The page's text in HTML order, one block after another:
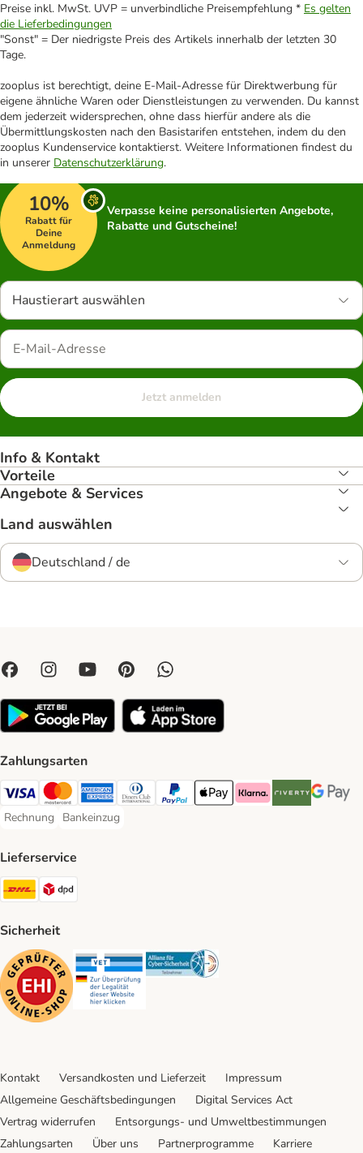
Preise inkl. MwSt. UVP = unverbindliche Preisempfehlung * Es gelten
die Lieferbedingungen
"Sonst" = Der niedrigste Preis des Artikels innerhalb der letzten 30
Tage.
zooplus ist berechtigt, deine E-Mail-Adresse für Direktwerbung für
eigene ähnliche Waren oder Dienstleistungen zu verwenden. Du kannst
dem jederzeit widersprechen, ohne dass hierfür andere als die
Übermittlungskosten nach den Basistarifen entstehen, indem du den
zooplus Kundenservice kontaktierst. Weitere Informationen findest du
in unserer Datenschutzerklärung.
10%
Rabatt für
Deine
Anmeldung
Verpasse keine personalisierten Angebote,
Rabatte und Gutscheine!
Haustierart auswählen
Jetzt anmelden
Info & Kontakt
Vorteile
Angebote & Services
Land auswählen
Deutschland / de
Zahlungsarten
Visa Payment Method
Mastercard Payment Method
American Express Payment Method
Diners Club Payment Method
PayPal Payment Method
Apple Pay Payment Method
Klarna Payment Method
Riverty Payment
Google
Rechnung
Rechnung Payment Method
Bankeinzug
Bankeinzug Payment Method
Lieferservice
DHL Shipping Method
Sicherheit
Security Security Security
Kontakt Versandkosten und Lieferzeit
Impressum
Allgemeine Geschäftsbedingungen
Digital Services Act
Vertrag widerrufen
Entsorgungs- und Umweltbestimmungen
Zahlungsarten
Über uns Partnerprogramme Karriere